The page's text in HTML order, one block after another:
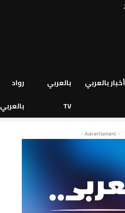
أخبار بالعربي
بالعربي
TV
رواد
بالعربي
- Advertisment -